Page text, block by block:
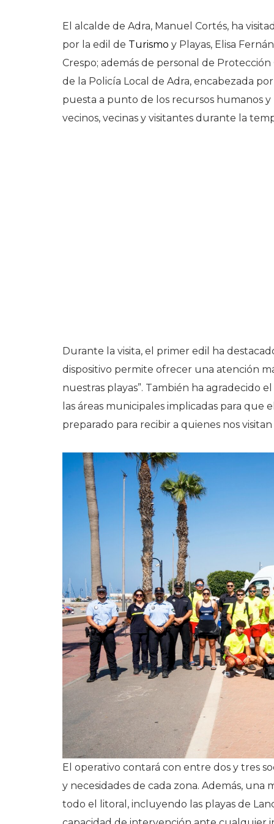
El alcalde de Adra, Manuel Cortés, ha
por la edil de Turismo y Playas, Elisa
Crespo; además de personal de
de la Policía Local de Adra, encabezada
puesta a punto de los recursos humanos
vecinos, vecinas y visitantes durante la
Durante la visita, el primer edil ha
dispositivo permite ofrecer una atención
nuestras playas”. También ha agradecido
las áreas municipales implicadas para que
preparado para recibir a quienes nos
El operativo contará con entre dos y tres
y necesidades de cada zona. Además,
todo el litoral, incluyendo las playas de